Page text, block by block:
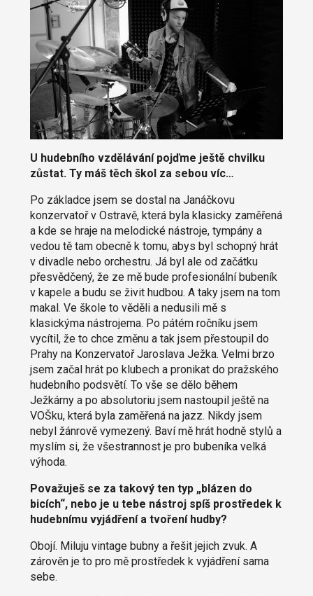
U hudebního vzdělávání pojďme ještě chvilku
zůstat. Ty máš těch škol za sebou víc…
Po základce jsem se dostal na Janáčkovu
konzervatoř v Ostravě, která byla klasicky zaměřená
a kde se hraje na melodické nástroje, tympány a
vedou tě tam obecně k tomu, abys byl schopný hrát
v divadle nebo orchestru. Já byl ale od začátku
přesvědčený, že ze mě bude profesionální bubeník
v kapele a budu se živit hudbou. A taky jsem na tom
makal. Ve škole to věděli a nedusili mě s
klasickýma nástrojema. Po pátém ročníku jsem
vycítil, že to chce změnu a tak jsem přestoupil do
Prahy na Konzervatoř Jaroslava Ježka. Velmi brzo
jsem začal hrát po klubech a pronikat do pražského
hudebního podsvětí. To vše se dělo během
Ježkárny a po absolutoriu jsem nastoupil ještě na
VOŠku, která byla zaměřená na jazz. Nikdy jsem
nebyl žánrově vymezený. Baví mě hrát hodně stylů a
myslím si, že všestrannost je pro bubeníka velká
výhoda.
Považuješ se za takový ten typ „blázen do
bicích“, nebo je u tebe nástroj spíš prostředek k
hudebnímu vyjádření a tvoření hudby?
Obojí. Miluju vintage bubny a řešit jejich zvuk. A
zárověn je to pro mě prostředek k vyjádření sama
sebe.